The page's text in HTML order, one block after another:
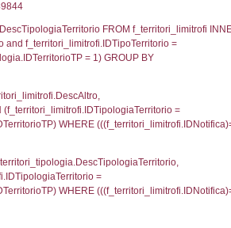
a2rp INNER JOIN
INNER JOIN